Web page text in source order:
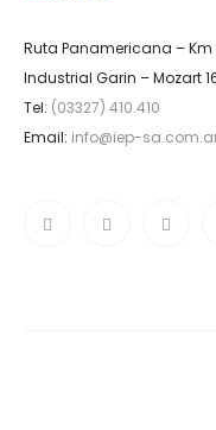
Ruta Panamericana –
Industrial Garin – Mozart
Tel: (03327) 410.410
Email: info@iep-